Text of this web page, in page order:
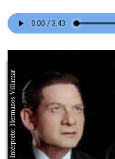
Intérprete: Hermanos Villamar